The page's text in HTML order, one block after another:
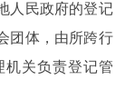
人民政府的登记
团体，由所跨行
机关负责登记管